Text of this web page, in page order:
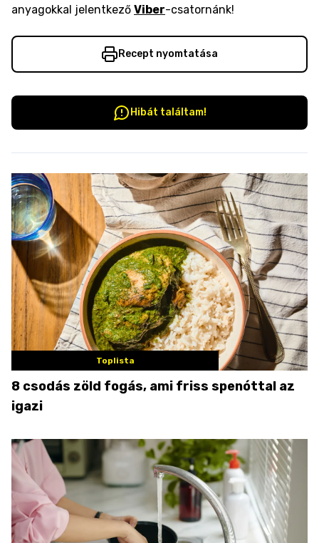
anyagokkal jelentkező Viber-csatornánk!
Recept nyomtatása
Hibát találtam!
Toplista
8 csodás zöld fogás, ami friss spenóttal az
igazi